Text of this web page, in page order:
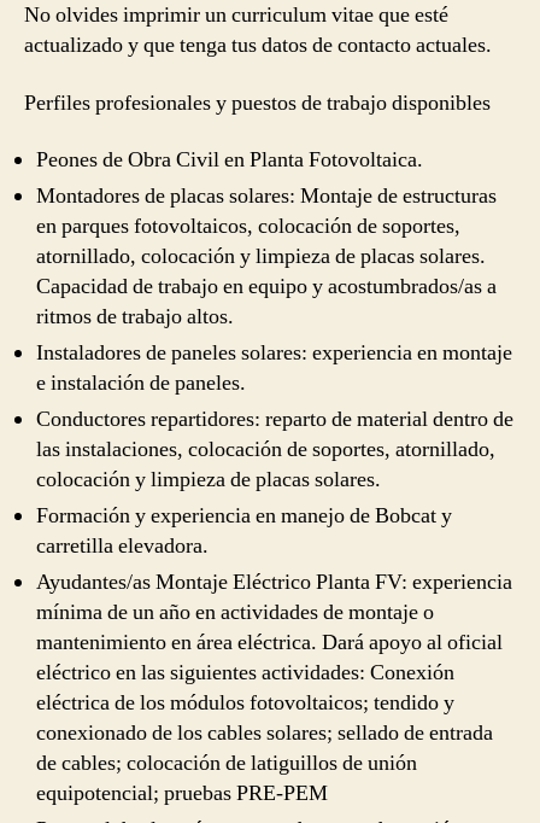
No olvides imprimir un curriculum vitae que esté
actualizado y que tenga tus datos de contacto actuales.
Perfiles profesionales y puestos de trabajo disponibles
Peones de Obra Civil en Planta Fotovoltaica.
Montadores de placas solares: Montaje de estructuras
en parques fotovoltaicos, colocación de soportes,
atornillado, colocación y limpieza de placas solares.
Capacidad de trabajo en equipo y acostumbrados/as a
ritmos de trabajo altos.
Instaladores de paneles solares: experiencia en montaje
e instalación de paneles.
Conductores repartidores: reparto de material dentro de
las instalaciones, colocación de soportes, atornillado,
colocación y limpieza de placas solares.
Formación y experiencia en manejo de Bobcat y
carretilla elevadora.
Ayudantes/as Montaje Eléctrico Planta FV: experiencia
mínima de un año en actividades de montaje o
mantenimiento en área eléctrica. Dará apoyo al oficial
eléctrico en las siguientes actividades: Conexión
eléctrica de los módulos fotovoltaicos; tendido y
conexionado de los cables solares; sellado de entrada
de cables; colocación de latiguillos de unión
equipotencial; pruebas PRE-PEM